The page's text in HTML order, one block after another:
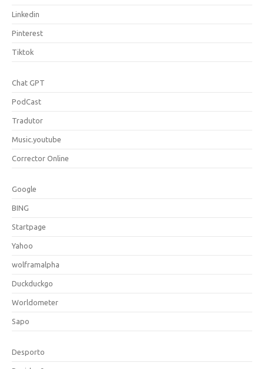
Linkedin
Pinterest
Tiktok
Chat GPT
PodCast
Tradutor
Music.youtube
Corrector Online
Google
BING
Startpage
Yahoo
wolframalpha
Duckduckgo
Worldometer
Sapo
Desporto